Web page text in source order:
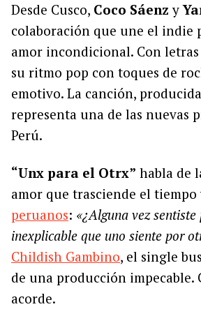
Desde Cusco, Coco Sáenz y
colaboración que une el indie
amor incondicional. Con
su ritmo pop con toques de
emotivo. La canción,
representa una de las nuevas
Perú.
“Unx para el Otrx” habla de
amor que trasciende el tiempo
peruanos: «¿Alguna vez
inexplicable que uno siente por
Childish Gambino, el single
de una producción impecable.
acorde.